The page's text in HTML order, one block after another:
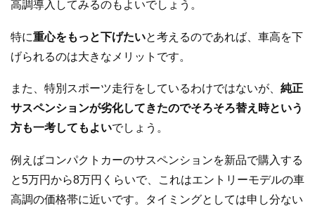
高調導入してみるのもよいでしょう。
特に重心をもっと下げたいと考えるのであれば、車高を下
げられるのは大きなメリットです。
また、特別スポーツ走行をしているわけではないが、 純正
サスペンションが劣化してきたのでそろそろ替え時という
方も一考してもよいでしょう。
例えばコンパクトカーのサスペンションを新品で購入する
と5万円から8万円くらいで、これはエントリーモデルの車
高調の価格帯に近いです。タイミングとしては申し分ない